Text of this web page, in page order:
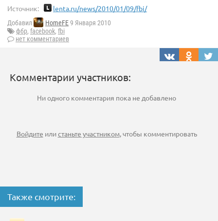
Источник: lenta.ru/news/2010/01/09/fbi/
Добавил HomeFE9 Января 2010
фбр, facebook, fbi
нет комментариев
Комментарии участников:
Ни одного комментария пока не добавлено
Войдите илистаньте участником, чтобы комментировать
Также смотрите: